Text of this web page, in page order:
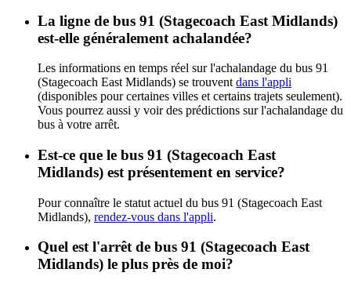
La ligne de bus 91 (Stagecoach East Midlands)
est-elle généralement achalandée?
Les informations en temps réel sur l'achalandage du bus 91
(Stagecoach East Midlands) se trouvent dans l'appli
(disponibles pour certaines villes et certains trajets seulement).
Vous pourrez aussi y voir des prédictions sur l'achalandage du
bus à votre arrêt.
Est-ce que le bus 91 (Stagecoach East
Midlands) est présentement en service?
Pour connaître le statut actuel du bus 91 (Stagecoach East
Midlands), rendez-vous dans l'appli.
Quel est l'arrêt de bus 91 (Stagecoach East
Midlands) le plus près de moi?